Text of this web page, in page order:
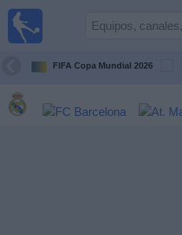
FIFA Copa Mundial 2026
Guía de
Televisados